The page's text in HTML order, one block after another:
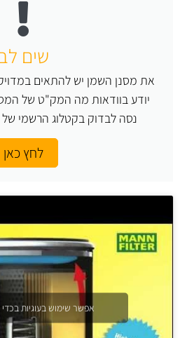
שים
את מסנן השמן יש להתאים
יודע בוודאות מה המק"ט של
נסה לבדוק בקטלוג הרשמי של MANN או העזר בנו.
לחץ כאן
אפשר שימוש בעוגיות בכדי